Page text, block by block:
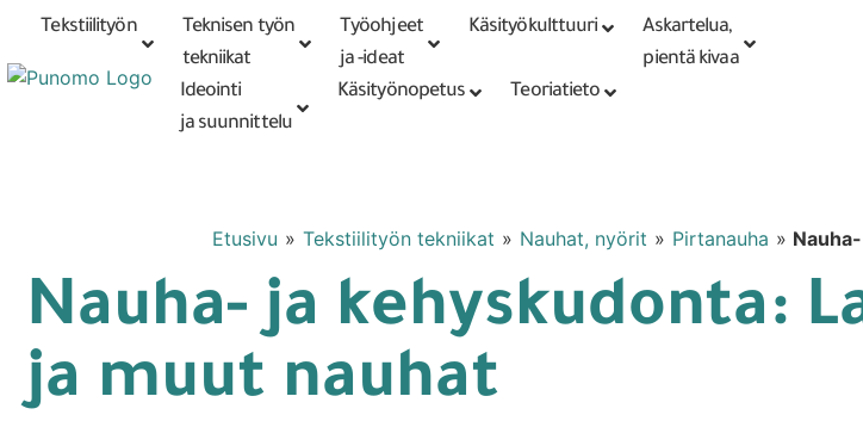
Tarkennettu PunomoputiikkiKirjaudu tai
rekisteröidy
Tekstiilityön
Teknisen työn
tekniikat
Työohjeet
ja -ideat
Käsityökulttuuri
Askartelua,
pientä kivaa
Ideointi
ja suunnittelu
Käsityönopetus Teoriatieto
Etusivu » Tekstiilityön tekniikat » Nauhat, nyörit » Pirtanauha »
Nauha- ja kehyskudonta:
ja muut nauhat